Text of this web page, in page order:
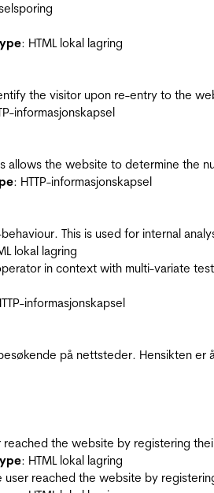
: HTML lokal lagring
the visitor upon re-entry to the
informasjonskapsel
allows the website to determine the
: HTTP-informasjonskapsel
This is used for internal
lokal lagring
in context with multi-variate
informasjonskapsel
på nettsteder. Hensikten
the website by registering
: HTML lokal lagring
reached the website by